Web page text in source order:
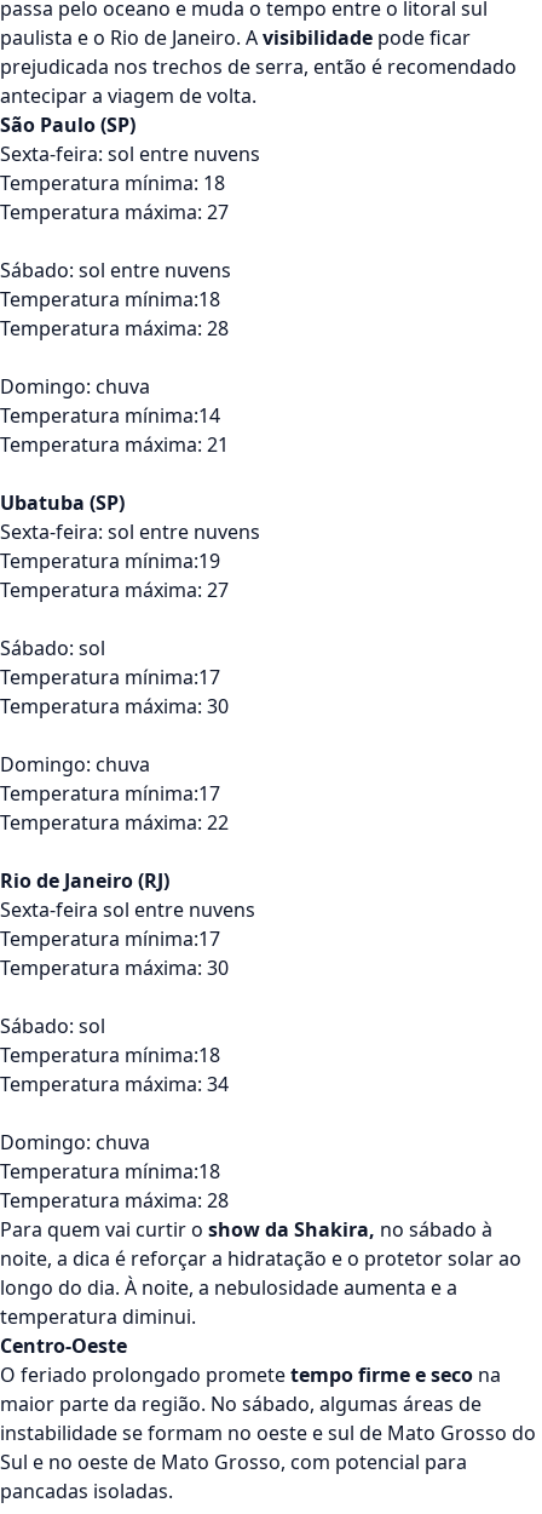
passa pelo oceano e muda o tempo entre o litoral sul
paulista e o Rio de Janeiro. Avisibilidade pode ficar
prejudicada nos trechos de serra, então é recomendado
antecipar a viagem de volta.
São Paulo (SP)
Sexta-feira: sol entre nuvens
Temperatura mínima: 18
Temperatura máxima: 27
Sábado: sol entre nuvens
Temperatura mínima:18
Temperatura máxima: 28
Domingo: chuva
Temperatura mínima:14
Temperatura máxima: 21
Ubatuba (SP)
Sexta-feira: sol entre nuvens
Temperatura mínima:19
Temperatura máxima: 27
Sábado: sol
Temperatura mínima:17
Temperatura máxima: 30
Domingo: chuva
Temperatura mínima:17
Temperatura máxima: 22
Rio de Janeiro (RJ)
Sexta-feira sol entre nuvens
Temperatura mínima:17
Temperatura máxima: 30
Sábado: sol
Temperatura mínima:18
Temperatura máxima: 34
Domingo: chuva
Temperatura mínima:18
Temperatura máxima: 28
Para quem vai curtir o show da Shakira, no sábado à
noite, a dica é reforçar a hidratação e o protetor solar ao
longo do dia. À noite, a nebulosidade aumenta e a
temperatura diminui.
Centro-Oeste
O feriado prolongado prometetempo firme e seco na
maior parte da região. No sábado, algumas áreas de
instabilidade se formam no oeste e sul de Mato Grosso do
Sul e no oeste de Mato Grosso, com potencial para
pancadas isoladas.